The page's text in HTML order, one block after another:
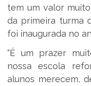
tem um valor
da primeira turma
foi inaugurada no
“É um prazer
nossa escola
alunos merecem,